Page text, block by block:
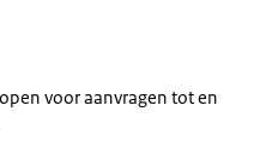
voor aanvragen tot en